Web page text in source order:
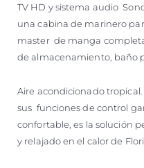
TV HD y sistema audio
una cabina de marinero
master de manga
de almacenamiento, baño
Aire acondicionado
sus funciones de control
confortable, es la solución
y relajado en el calor de